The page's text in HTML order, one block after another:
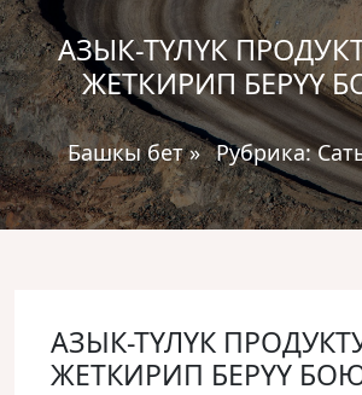
АЗЫК-ТҮЛҮК
ЖЕТКИРИП БЕРҮҮ
Башкы бет» Рубрика:
АЗЫК-ТҮЛҮК
ЖЕТКИРИП БЕРҮҮ